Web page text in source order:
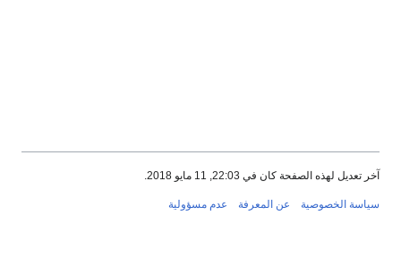
آخر تعديل لهذه الصفحة كان في 22:03, 11 مايو 2018.
سياسة الخصوصية عن المعرفة عدم مسؤولية